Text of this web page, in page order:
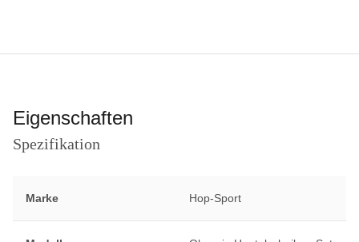
Eigenschaften
Spezifikation
Marke Hop-Sport